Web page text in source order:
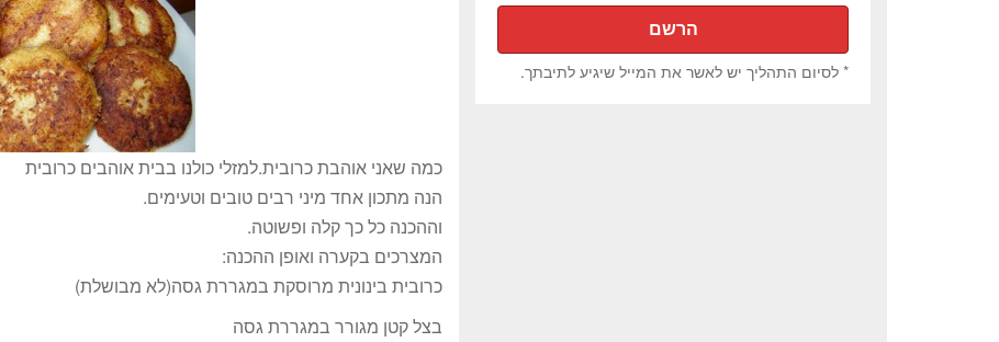
כמה שאני אוהבת כרובית.למזלי כולנו בבית אוהבים כרובית
הנה מתכון אחד מיני רבים טובים וטעימים.
וההכנה כל כך קלה ופשוטה.
המצרכים בקערה ואופן ההכנה:
כרובית בינונית מרוסקת במגררת גסה(לא מבושלת)
בצל קטן מגורר במגררת גסה
* לסיום התהליך יש לאשר את המייל שיגיע לתיבתך.